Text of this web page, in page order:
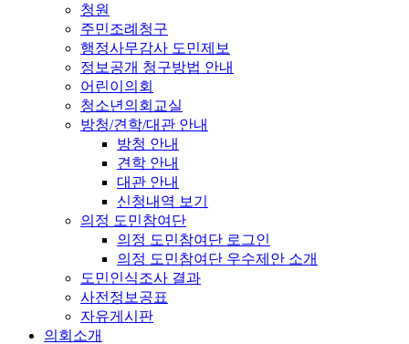
청원
주민조례청구
행정사무감사 도민제보
정보공개 청구방법 안내
어린이의회
청소년의회교실
방청/견학/대관 안내
방청 안내
견학 안내
대관 안내
신청내역 보기
의정 도민참여단
의정 도민참여단 로그인
의정 도민참여단 우수제안 소개
도민인식조사 결과
사전정보공표
자유게시판
의회소개